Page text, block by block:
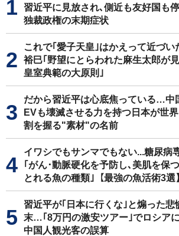
習近平に見放され､側近も友好国も
独裁政権の末期症状
これで｢愛子天皇｣はかえって近づ
裕巳｢野望にとらわれた麻生太郎が
皇室典範の大原則｣
だから習近平は心底焦っている…中
EVも壊滅させる力を持つ日本が世
割を握る"素材"の名前
イワシでもサンマでもない...糖尿病
｢がん･動脈硬化を予防し､美肌を保
とれる魚の種類｣【最強の魚活術3選
習近平が｢日本に行くな｣と煽った悲
末…｢8万円の激安ツアー｣でロシア
中国人観光客の誤算